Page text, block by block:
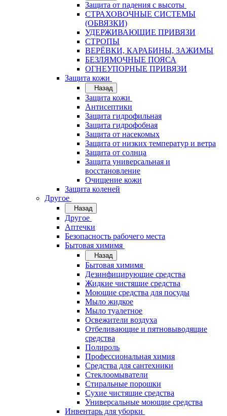
Защита от падения с высоты
СТРАХОВОЧНЫЕ СИСТЕМЫ
(ОБВЯЗКИ)
УДЕРЖИВАЮЩИЕ ПРИВЯЗИ
СТРОПЫ
ВЕРЁВКИ, КАРАБИНЫ, ЗАЖИМЫ
БЕЗЛЯМОЧНЫЕ ПОЯСА
ОГНЕУПОРНЫЕ ПРИВЯЗИ
Защита кожи
Назад
Защита кожи
Антисептики
Защита гидрофильная
Защита гидрофобная
Защита от насекомых
Защита от низких температур и ветра
Защита от солнца
Защита универсальная и
восстановление
Очищение кожи
Защита коленей
Другое
Назад
Другое
Аптечки
Безопасность рабочего места
Бытовая химимя
Назад
Бытовая химимя
Дезинфицирующие средства
Жидкие чистящие средства
Моющие средства для посуды
Мыло жидкое
Мыло туалетное
Освежители воздуха
Отбеливающие и пятновыводящие
средства
Полироль
Профессиональная химия
Средства для сантехники
Стеклоомыватели
Стиральные порошки
Сухие чистящие средства
Универсальные моющие средства
Инвентарь для уборки